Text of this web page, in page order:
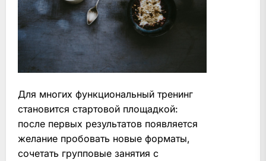
Для многих функциональный тренинг
становится стартовой площадкой:
после первых результатов появляется
желание пробовать новые форматы,
сочетать групповые занятия с